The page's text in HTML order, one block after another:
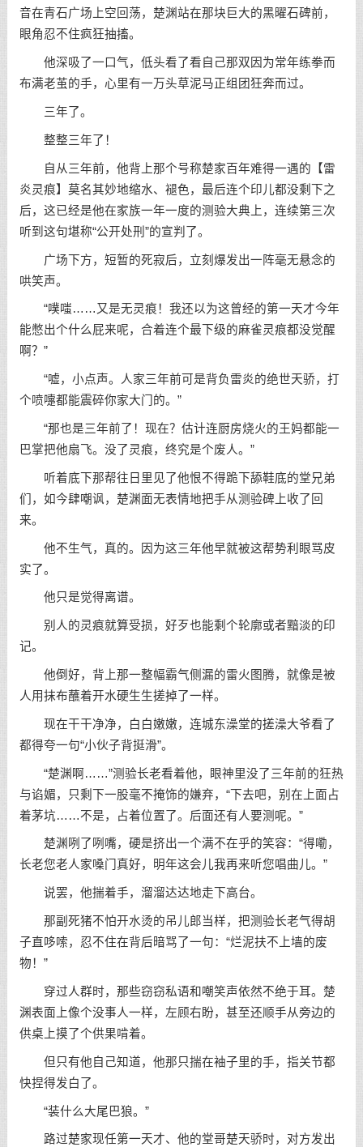
音在青石广场上空回荡，楚渊站在那块巨大的黑曜石碑前，
眼角忍不住疯狂抽搐。
他深吸了一口气，低头看了看自己那双因为常年练拳而
布满老茧的手，心里有一万头草泥马正组团狂奔而过。
三年了。
整整三年了！
自从三年前，他背上那个号称楚家百年难得一遇的【雷
炎灵痕】莫名其妙地缩水、褪色，最后连个印儿都没剩下之
后，这已经是他在家族一年一度的测验大典上，连续第三次
听到这句堪称“公开处刑”的宣判了。
广场下方，短暂的死寂后，立刻爆发出一阵毫无悬念的
哄笑声。
“噗嗤……又是无灵痕！我还以为这曾经的第一天才今年
能憋出个什么屁来呢，合着连个最下级的麻雀灵痕都没觉醒
啊？”
“嘘，小点声。人家三年前可是背负雷炎的绝世天骄，打
个喷嚏都能震碎你家大门的。”
“那也是三年前了！现在？估计连厨房烧火的王妈都能一
巴掌把他扇飞。没了灵痕，终究是个废人。”
听着底下那帮往日里见了他恨不得跪下舔鞋底的堂兄弟
们，如今肆嘲讽，楚渊面无表情地把手从测验碑上收了回
来。
他不生气，真的。因为这三年他早就被这帮势利眼骂皮
实了。
他只是觉得离谱。
别人的灵痕就算受损，好歹也能剩个轮廓或者黯淡的印
记。
他倒好，背上那一整幅霸气侧漏的雷火图腾，就像是被
人用抹布蘸着开水硬生生搓掉了一样。
现在干干净净，白白嫩嫩，连城东澡堂的搓澡大爷看了
都得夸一句“小伙子背挺滑”。
“楚渊啊……”测验长老看着他，眼神里没了三年前的狂热
与谄媚，只剩下一股毫不掩饰的嫌弃，“下去吧，别在上面占
着茅坑……不是，占着位置了。后面还有人要测呢。”
楚渊咧了咧嘴，硬是挤出一个满不在乎的笑容：“得嘞，
长老您老人家嗓门真好，明年这会儿我再来听您唱曲儿。”
说罢，他揣着手，溜溜达达地走下高台。
那副死猪不怕开水烫的吊儿郎当样，把测验长老气得胡
子直哆嗦，忍不住在背后暗骂了一句：“烂泥扶不上墙的废
物！”
穿过人群时，那些窃窃私语和嘲笑声依然不绝于耳。楚
渊表面上像个没事人一样，左顾右盼，甚至还顺手从旁边的
供桌上摸了个供果啃着。
但只有他自己知道，他那只揣在袖子里的手，指关节都
快捏得发白了。
“装什么大尾巴狼。”
路过楚家现任第一天才、他的堂哥楚天骄时，对方发出